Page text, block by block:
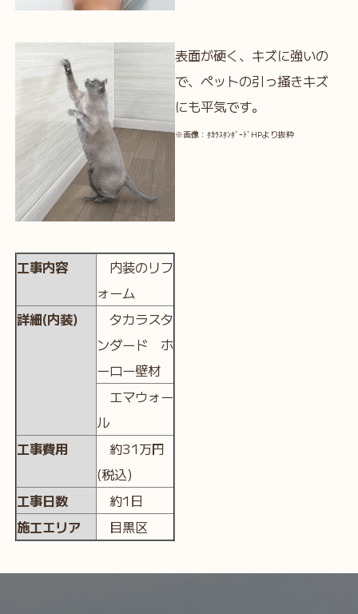
表面が硬く、キズに強いの
で、ペットの引っ掻きキズ
にも平気です。
※画像：ﾀｶﾗｽﾀﾝﾀﾞｰﾄﾞHPより抜粋
工事内容
内装のリフ
ォーム
詳細(内装)
タカラスタ
ンダード ホ
ーロー壁材
エマウォー
ル
工事費用
約31万円
(税込)
工事日数
約1日
施工エリア
目黒区